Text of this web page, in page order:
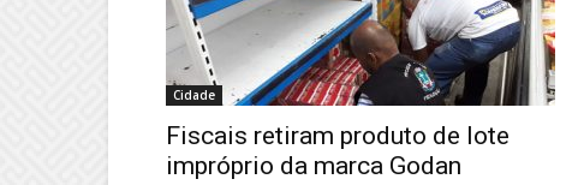
Cidade
Fiscais retiram produto de lote
impróprio da marca Godan